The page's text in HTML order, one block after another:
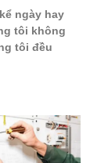
ngày hay
tôi không
tôi đều